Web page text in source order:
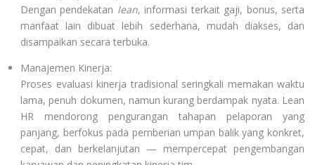
Dengan pendekatan lean, informasi terkait gaji, bonus, serta
manfaat lain dibuat lebih sederhana, mudah diakses, dan
disampaikan secara terbuka.
Manajemen Kinerja:
Proses evaluasi kinerja tradisional seringkali memakan waktu
lama, penuh dokumen, namun kurang berdampak nyata. Lean
HR mendorong pengurangan tahapan pelaporan yang
panjang, berfokus pada pemberian umpan balik yang konkret,
cepat, dan berkelanjutan — mempercepat pengembangan